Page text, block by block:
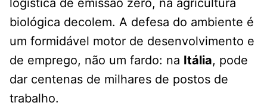
logística de emissão zero, na agricultura
biológica decolem. A defesa do ambiente é
um formidável motor de desenvolvimento e
de emprego, não um fardo: na Itália, pode
dar centenas de milhares de postos de
trabalho.